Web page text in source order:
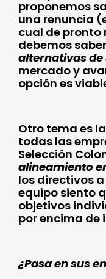
proponemos
una renuncia
cual de pronto
debemos
alternativas
mercado y
opción es
Otro tema es
todas las
Selección
alineamiento
los directivos a
equipo siento
objetivos
por encima de
¿Pasa en sus